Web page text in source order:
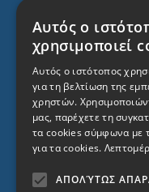
Το σύνολο του
ιστοσελίδας του ΡΙΚ
αυστηρά για
χρήση ή
με ή χωρίς
ΡΙΚ.
Αυτός ο
χρησιμοποιεί
Αυτός ο ιστότοπος
για τη βελτίωση της
χρηστών.
μας, παρέχετε τη
τα cookies σύμφωνα με
για τα cookies.
ΑΠΟΛΎΤΩΣ